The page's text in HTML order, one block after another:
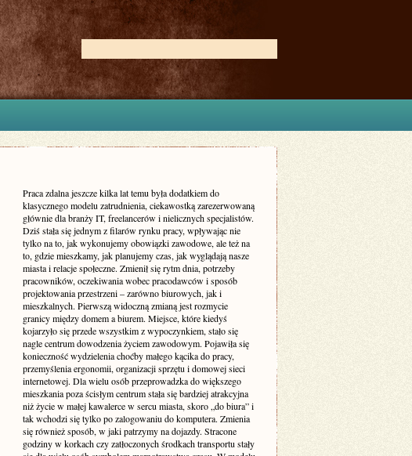
Praca zdalna jeszcze kilka lat temu była dodatkiem do
klasycznego modelu zatrudnienia, ciekawostką zarezerwowaną
głównie dla branży IT, freelancerów i nielicznych specjalistów.
Dziś stała się jednym z filarów rynku pracy, wpływając nie
tylko na to, jak wykonujemy obowiązki zawodowe, ale też na
to, gdzie mieszkamy, jak planujemy czas, jak wyglądają nasze
miasta i relacje społeczne. Zmienił się rytm dnia, potrzeby
pracowników, oczekiwania wobec pracodawców i sposób
projektowania przestrzeni – zarówno biurowych, jak i
mieszkalnych. Pierwszą widoczną zmianą jest rozmycie
granicy między domem a biurem. Miejsce, które kiedyś
kojarzyło się przede wszystkim z wypoczynkiem, stało się
nagle centrum dowodzenia życiem zawodowym. Pojawiła się
konieczność wydzielenia choćby małego kącika do pracy,
przemyślenia ergonomii, organizacji sprzętu i domowej sieci
internetowej. Dla wielu osób przeprowadzka do większego
mieszkania poza ścisłym centrum stała się bardziej atrakcyjna
niż życie w małej kawalerce w sercu miasta, skoro „do biura” i
tak wchodzi się tylko po zalogowaniu do komputera. Zmienia
się również sposób, w jaki patrzymy na dojazdy. Stracone
godziny w korkach czy zatłoczonych środkach transportu stały